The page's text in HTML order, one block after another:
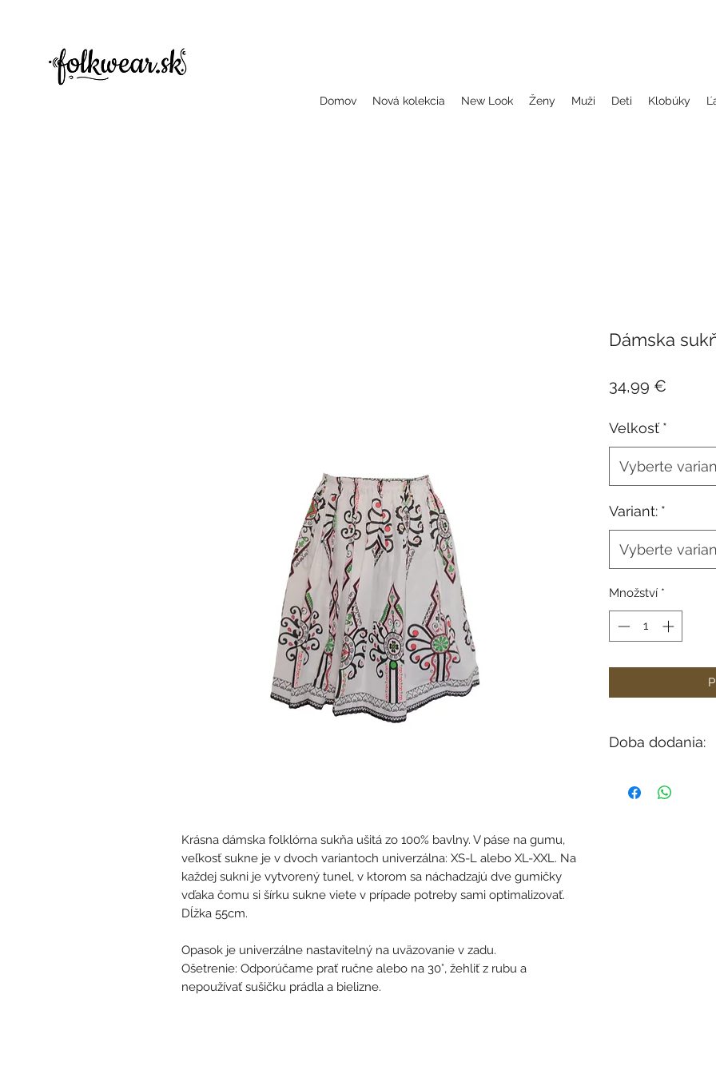
Domov Nová kolekcia New Look Ženy Muži Deti Klobúky
Krásna dámska folklórna sukňa ušitá zo 100% bavlny. V páse na gumu,
veľkosť sukne je v dvoch variantoch univerzálna: XS-L alebo XL-XXL. Na
každej sukni je vytvorený tunel, v ktorom sa náchadzajú dve gumičky
vďaka čomu si šírku sukne viete v prípade potreby sami optimalizovať.
Dĺžka 55cm.
Opasok je univerzálne nastavitelný na uväzovanie v zadu.
Ošetrenie: Odporúčame prať ručne alebo na 30°, žehliť z rubu a
nepoužívať sušičku prádla a bielizne.
Dámska
34,99 €
Velkosť *
Vyberte
Variant: *
Vyberte
Množství *
Doba dodania:
do 12 dní).